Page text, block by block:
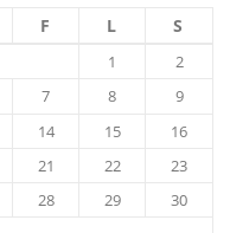
F L S
1
2
7 8
9
14 15
16
21 22
23
28 29
30